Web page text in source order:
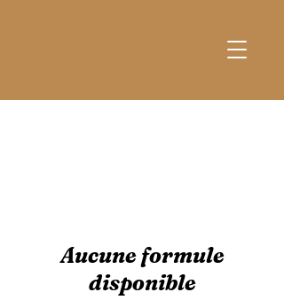
Aucune formule
disponible